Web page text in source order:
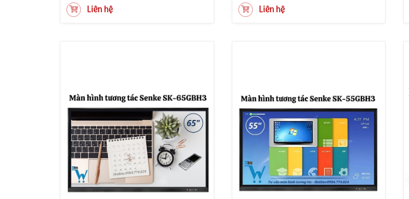
Liên hệ Liên hệ